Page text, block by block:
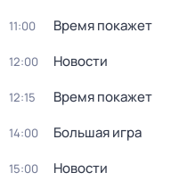
11:00 Время покажет
12:00 Новости
12:15 Время покажет
14:00 Большая игра
15:00 Новости